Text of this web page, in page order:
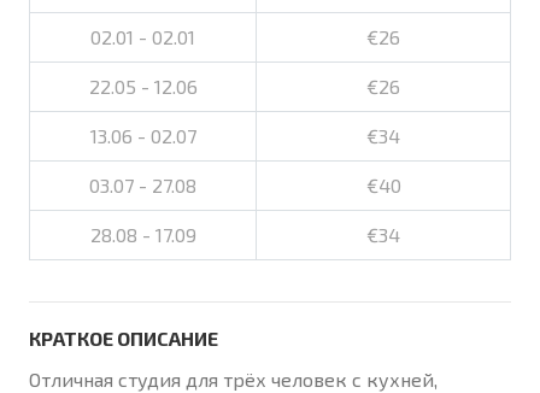
02.01 - 02.01 €26
22.05 - 12.06 €26
13.06 - 02.07 €34
03.07 - 27.08 €40
28.08 - 17.09 €34
КРАТКОЕ ОПИСАНИЕ
Отличная студия для трёх человек с кухней,